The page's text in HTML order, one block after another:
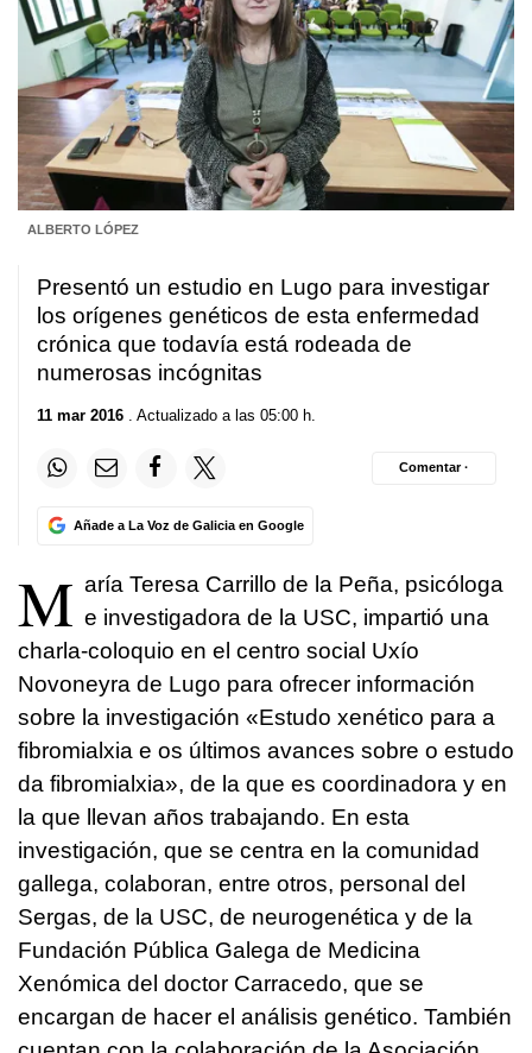
ALBERTO LÓPEZ
Presentó un estudio en Lugo para investigar
los orígenes genéticos de esta enfermedad
crónica que todavía está rodeada de
numerosas incógnitas
11 mar 2016 . Actualizado a las 05:00 h.
Añade a La Voz de Galicia en Google
Comentar ·
M aría Teresa Carrillo de la Peña, psicóloga
e investigadora de la USC, impartió una
charla-coloquio en el centro social Uxío
Novoneyra de Lugo para ofrecer información
sobre la investigación «Estudo xenético para a
fibromialxia e os últimos avances sobre o estudo
da fibromialxia», de la que es coordinadora y en
la que llevan años trabajando. En esta
investigación, que se centra en la comunidad
gallega, colaboran, entre otros, personal del
Sergas, de la USC, de neurogenética y de la
Fundación Pública Galega de Medicina
Xenómica del doctor Carracedo, que se
encargan de hacer el análisis genético. También